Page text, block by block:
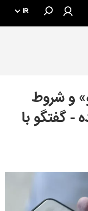
IR
و شروط
- گفتگو با